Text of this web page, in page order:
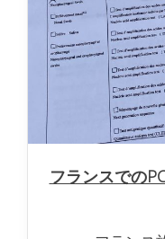
フランスでの